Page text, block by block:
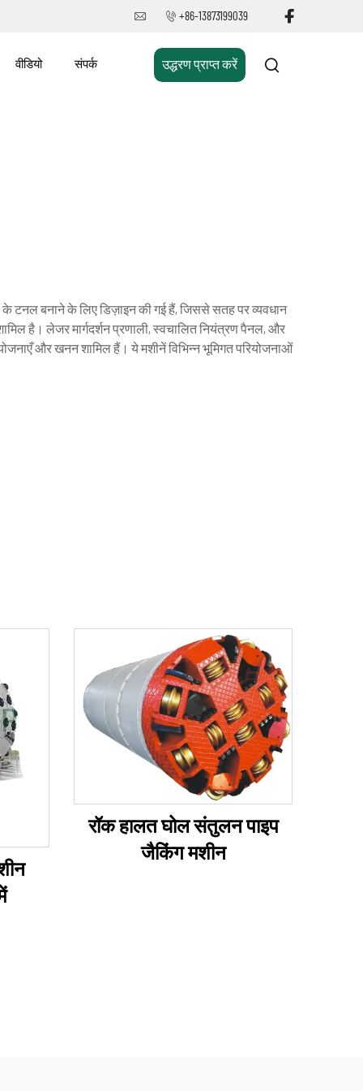
+86-13873199039
वीडियो संपर्क उद्धरण प्राप्त करें
के टनल बनाने के लिए डिज़ाइन की गई हैं, जिससे सतह पर व्यवधान
है। लेजर मार्गदर्शन प्रणाली, स्वचालित नियंत्रण पैनल, और
और खनन शामिल हैं। ये मशीनें विभिन्न भूमिगत परियोजनाओं
रॉक हालत घोल संतुलन पाइप
जैकिंग मशीन